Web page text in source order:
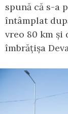
spună că s-a
întâmplat
vreo 80 km și
îmbrățișa